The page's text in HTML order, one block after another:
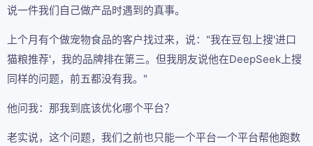
说一件我们自己做产品时遇到的真事。
上个月有个做宠物食品的客户找过来，说："我在豆包上搜'进口
猫粮推荐'，我的品牌排在第三。但我朋友说他在DeepSeek上搜
同样的问题，前五都没有我。"
他问我：那我到底该优化哪个平台？
老实说，这个问题，我们之前也只能一个平台一个平台帮他跑数